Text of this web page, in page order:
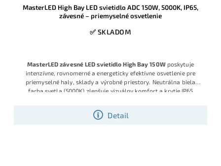
MasterLED High Bay LED svietidlo ADC 150W, 5000K, IP65,
závesné – priemyselné osvetlenie
✅ SKLADOM
Detail
MasterLED závesné LED svietidlo High Bay 150Wposkytuje
intenzívne, rovnomerné a energeticky efektívne osvetlenie pre
priemyselné haly, sklady a výrobné priestory. Neutrálna biela
farba svetla (5000K) zlepšuje vizuálny komfort a krytie IP65
prostredí.